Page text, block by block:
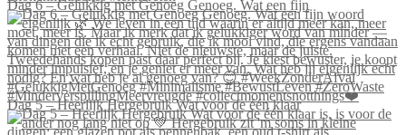
Dag 6 – Gelukkig met Genoeg Genoeg. Wat een fijn
Dag 5 – Heerlijk Hergebruik Wat voor de één klaar